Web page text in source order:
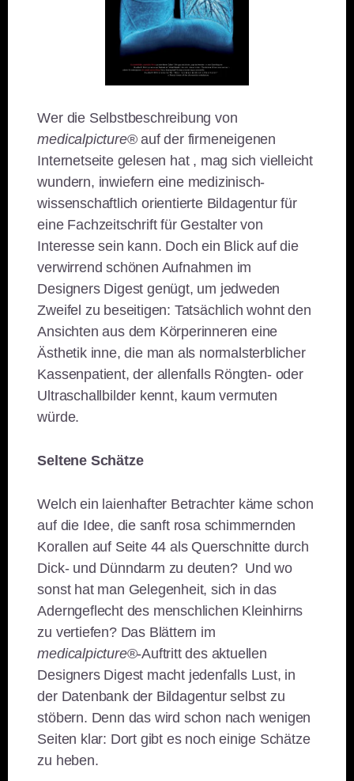
Wer die Selbstbeschreibung von
medicalpicture® auf der firmeneigenen
Internetseite gelesen hat , mag sich vielleicht
wundern, inwiefern eine medizinisch-
wissenschaftlich orientierte Bildagentur für
eine Fachzeitschrift für Gestalter von
Interesse sein kann. Doch ein Blick auf die
verwirrend schönen Aufnahmen im
Designers Digest genügt, um jedweden
Zweifel zu beseitigen: Tatsächlich wohnt den
Ansichten aus dem Körperinneren eine
Ästhetik inne, die man als normalsterblicher
Kassenpatient, der allenfalls Röngten- oder
Ultraschallbilder kennt, kaum vermuten
würde.
Seltene Schätze
Welch ein laienhafter Betrachter käme schon
auf die Idee, die sanft rosa schimmernden
Korallen auf Seite 44 als Querschnitte durch
Dick- und Dünndarm zu deuten? Und wo
sonst hat man Gelegenheit, sich in das
Aderngeflecht des menschlichen Kleinhirns
zu vertiefen? Das Blättern im
medicalpicture®-Auftritt des aktuellen
Designers Digest macht jedenfalls Lust, in
der Datenbank der Bildagentur selbst zu
stöbern. Denn das wird schon nach wenigen
Seiten klar: Dort gibt es noch einige Schätze
zu heben.